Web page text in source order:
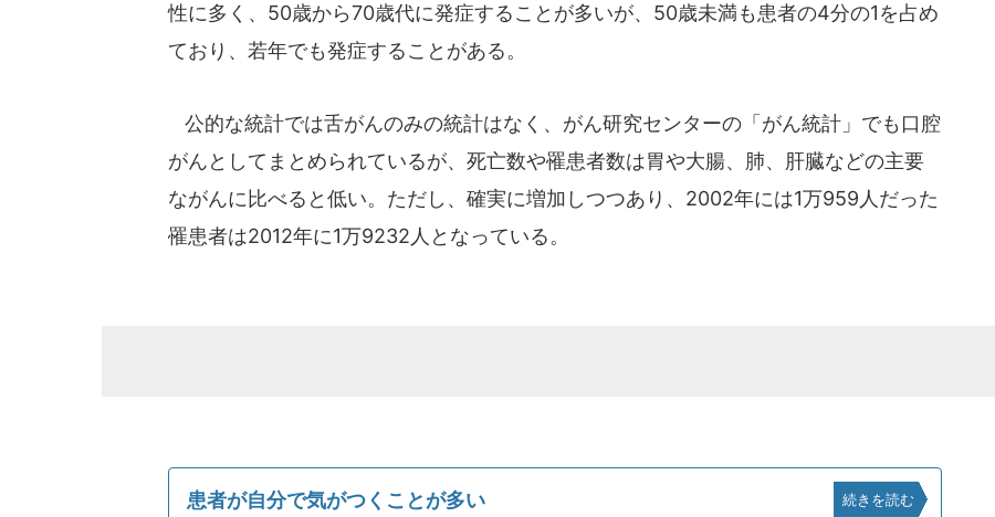
性に多く、50歳から70歳代に発症することが多いが、50歳未満も患者の4分の1を占め
ており、若年でも発症することがある。
公的な統計では舌がんのみの統計はなく、がん研究センターの「がん統計」でも口腔
がんとしてまとめられているが、死亡数や罹患者数は胃や大腸、肺、肝臓などの主要
ながんに比べると低い。ただし、確実に増加しつつあり、2002年には1万959人だった
罹患者は2012年に1万9232人となっている。
患者が自分で気がつくことが多い 続きを読む